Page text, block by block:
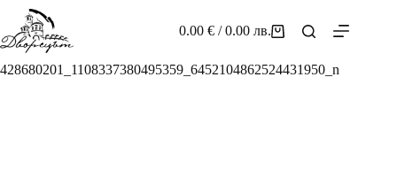
content
Shopping
0.00€ / 0.00 лв.
428680201_1108337380495359_6452104862524431950_n